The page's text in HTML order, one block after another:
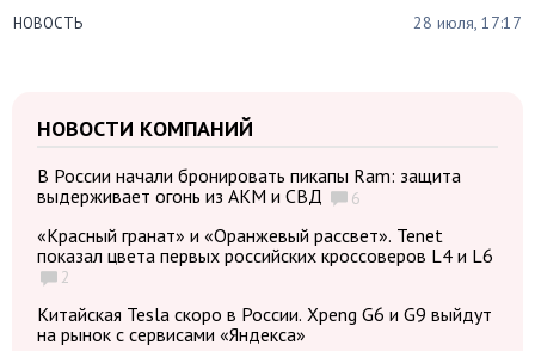
НОВОСТЬ 28 июля, 17:17
НОВОСТИ КОМПАНИЙ
В России начали бронировать пикапы Ram: защита
выдерживает огонь из АКМ и СВД
6
«Красный гранат» и «Оранжевый рассвет». Tenet
показал цвета первых российских кроссоверов L4 и L6
2
Китайская Tesla скоро в России. Xpeng G6 и G9 выйдут
на рынок с сервисами «Яндекса»